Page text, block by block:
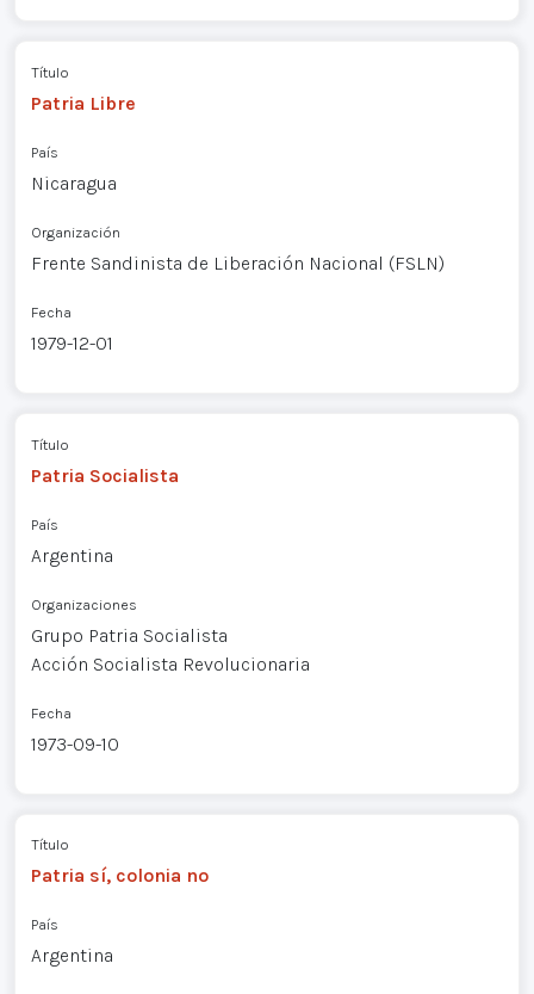
Título
Patria Libre
País
Nicaragua
Organización
Frente Sandinista de Liberación Nacional (FSLN)
Fecha
1979-12-01
Título
Patria Socialista
País
Argentina
Organizaciones
Grupo Patria Socialista
Acción Socialista Revolucionaria
Fecha
1973-09-10
Título
Patria sí, colonia no
País
Argentina